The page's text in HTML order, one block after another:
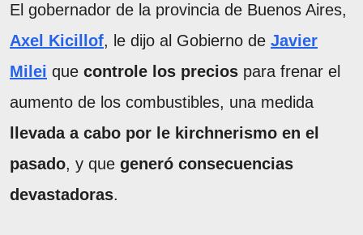
El gobernador de la provincia de Buenos Aires,
Axel Kicillof, le dijo al Gobierno de Javier
Milei que controle los precios para frenar el
aumento de los combustibles, una medida
llevada a cabo por le kirchnerismo en el
pasado, y que generó consecuencias
devastadoras.